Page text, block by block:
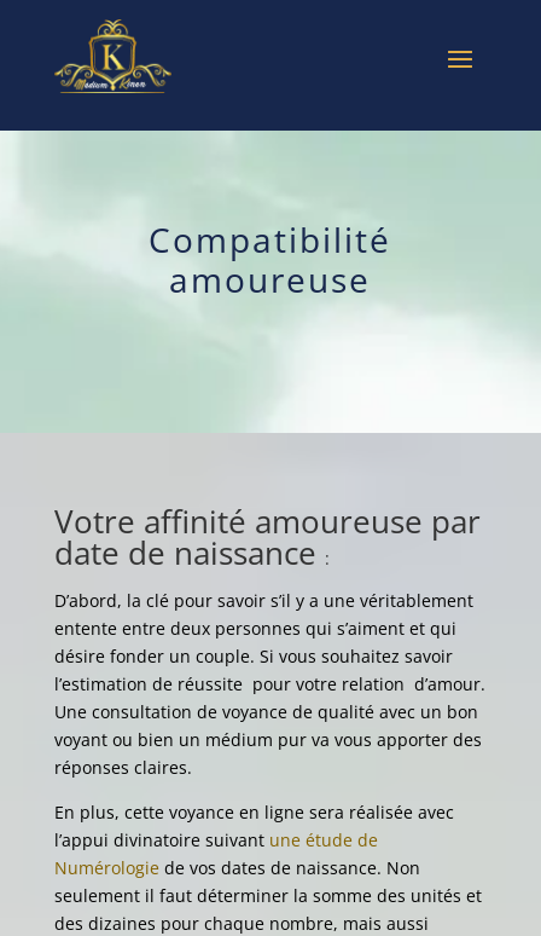
Compatibilité
amoureuse
Votre affinité amoureuse par
date de naissance :
D’abord, la clé pour savoir s’il y a une véritablement
entente entre deux personnes qui s’aiment et qui
désire fonder un couple. Si vous souhaitez savoir
l’estimation de réussite pour votre relation d’amour.
Une consultation de voyance de qualité avec un bon
voyant ou bien un médium pur va vous apporter des
réponses claires.
En plus, cette voyance en ligne sera réalisée avec
l’appui divinatoire suivant une étude de
Numérologiede vos dates de naissance. Non
seulement il faut déterminer la somme des unités et
des dizaines pour chaque nombre, mais aussi